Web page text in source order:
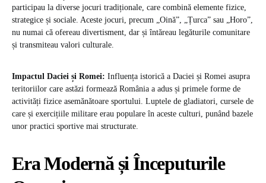
participau la diverse jocuri tradiționale, care combină elemente fizice,
strategice și sociale. Aceste jocuri, precum „Oină”, „Țurca” sau „Horo”,
nu numai că ofereau divertisment, dar și întăreau legăturile comunitare
și transmiteau valori culturale.
Impactul Daciei și Romei: Influența istorică a Daciei și Romei asupra
teritoriilor care astăzi formează România a adus și primele forme de
activități fizice asemănătoare sportului. Luptele de gladiatori, cursele de
care și exercițiile militare erau populare în aceste culturi, punând bazele
unor practici sportive mai structurate.
Era Modernă și Începuturile